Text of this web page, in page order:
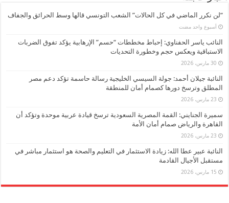
“لن نكرر الماضي في كل الحالات” الشعب التونسي قالها وسط الحرائق والجفاف
‏أسبوع واحد مضت
النائب ياسر الحفناوي: إحباط مخططات “حسم” الإرهابية يؤكد تفوق الضربات
الاستباقية ويعكس حجم وخطورة التحديات
30 مارس، 2026
النائبة جيلان أحمد: جولة السيسي الخليجية رسالة حاسمة تؤكد دعم مصر
المطلق وترسخ دورها كصمام أمان للمنطقة
23 مارس، 2026
سميرة الجنايني: القمة المصرية السعودية ترسخ قيادة عربية موحدة وتؤكد أن
القاهرة والرياض صمام أمان الأمة
23 مارس، 2026
النائبة عبير عطا الله: زيادة الاستثمار في التعليم والصحة هو استثمار مباشر في
مستقبل الأجيال القادمة
15 مارس، 2026